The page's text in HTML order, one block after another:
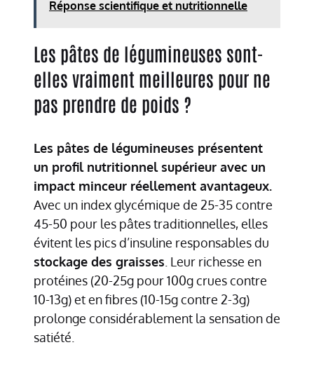
Réponse scientifique et nutritionnelle
Les pâtes de légumineuses sont-
elles vraiment meilleures pour ne
pas prendre de poids ?
Les pâtes de légumineuses présentent
un profil nutritionnel supérieur avec un
impact minceur réellement avantageux.
Avec un index glycémique de 25-35 contre
45-50 pour les pâtes traditionnelles, elles
évitent les pics d’insuline responsables du
stockage des graisses . Leur richesse en
protéines (20-25g pour 100g crues contre
10-13g) et en fibres (10-15g contre 2-3g)
prolonge considérablement la sensation de
satiété.